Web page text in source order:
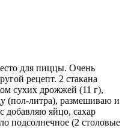
для пиццы. Очень
рецепт. 2 стакана
сухих дрожжей (11 г),
(пол-литра), размешиваю и
добавляю яйцо, сахар
подсолнечное (2 столовые